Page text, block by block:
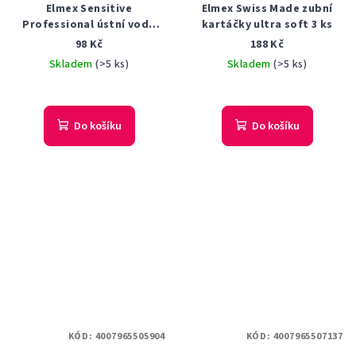
Elmex Sensitive
Professional ústní voda
400 ml
98 Kč
Skladem(>5 ks)
hodnocení
produktu
Do košíku
Elmex Swiss Made zubní
kartáčky ultra soft 3 ks
188 Kč
Skladem(>5 ks)
Do košíku
KÓD: 4007965505904 KÓD: 4007965507137